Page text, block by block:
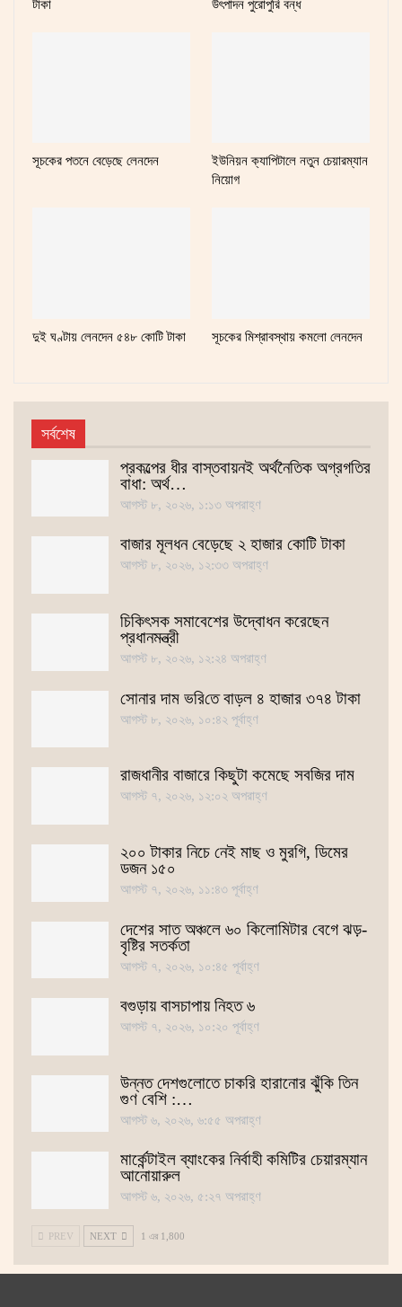
টাকা
উৎপাদন পুরোপুরি বন্ধ
সূচকের পতনে বেড়েছে লেনদেন
ইউনিয়ন ক্যাপিটালে নতুন চেয়ারম্যান
নিয়োগ
দুই ঘণ্টায় লেনদেন ৫৪৮ কোটি টাকা সূচকের মিশ্রাবস্থায় কমলো লেনদেন
সর্বশেষ
প্রকল্পের ধীর বাস্তবায়নই অর্থনৈতিক অগ্রগতির
বাধা: অর্থ…
আগস্ট ৮, ২০২৬, ১:১৩ অপরাহ্ণ
বাজার মূলধন বেড়েছে ২ হাজার কোটি টাকা
আগস্ট ৮, ২০২৬, ১২:৩৩ অপরাহ্ণ
চিকিৎসক সমাবেশের উদ্বোধন করেছেন
প্রধানমন্ত্রী
আগস্ট ৮, ২০২৬, ১২:২৪ অপরাহ্ণ
সোনার দাম ভ‌রি‌তে বাড়ল ৪ হাজার ৩৭৪ টাকা
আগস্ট ৮, ২০২৬, ১০:৪২ পূর্বাহ্ণ
রাজধানীর বাজারে কিছুটা কমেছে সবজির দাম
আগস্ট ৭, ২০২৬, ১২:০২ অপরাহ্ণ
২০০ টাকার নিচে নেই মাছ ও মুরগি, ডিমের
ডজন ১৫০
আগস্ট ৭, ২০২৬, ১১:৪৩ পূর্বাহ্ণ
দেশের সাত অঞ্চলে ৬০ কিলোমিটার বেগে ঝড়-
বৃষ্টির সতর্কতা
আগস্ট ৭, ২০২৬, ১০:৪৫ পূর্বাহ্ণ
বগুড়ায় বাসচাপায় নিহত ৬
আগস্ট ৭, ২০২৬, ১০:২০ পূর্বাহ্ণ
উন্নত দেশগুলোতে চাকরি হারানোর ঝুঁকি তিন
গুণ বেশি :…
আগস্ট ৬, ২০২৬, ৬:৫৫ অপরাহ্ণ
মার্কেন্টাইল ব্যাংকের নির্বাহী কমিটির চেয়ারম্যান
আনোয়ারুল
আগস্ট ৬, ২০২৬, ৫:২৭ অপরাহ্ণ
PREV NEXT 1 এর 1,800